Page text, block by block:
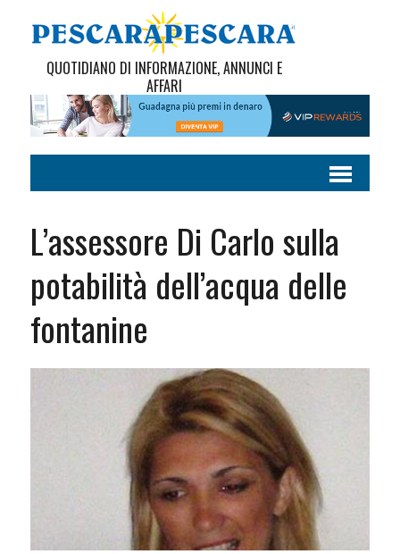
QUOTIDIANO DI INFORMAZIONE, ANNUNCI E
AFFARI
L’assessore Di Carlo sulla
potabilità dell’acqua delle
fontanine